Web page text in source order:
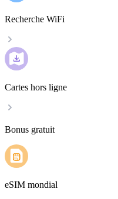
Recherche WiFi
Cartes hors ligne
Bonus gratuit
eSIM mondial